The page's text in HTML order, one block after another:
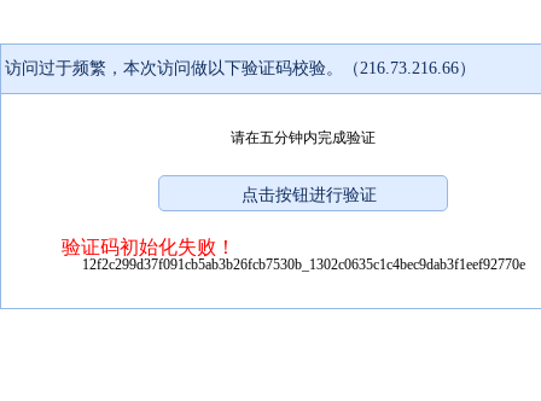
访问过于频繁，本次访问做以下验证码校验。（216.73.216.66）
请在五分钟内完成验证
验证码初始化失败！
12f2c299d37f091cb5ab3b26fcb7530b_1302c0635c1c4bec9dab3f1eef92770e